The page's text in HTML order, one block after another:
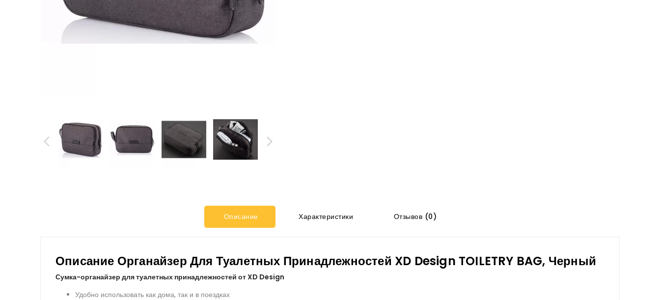
Описание Характеристики Отзывов (0)
Описание Органайзер Для Туалетных Принадлежностей XD Design TOILETRY BAG, Черный
Сумка-органайзер для туалетных принадлежностей от XD Design
Удобно использовать как дома, так и в поездках